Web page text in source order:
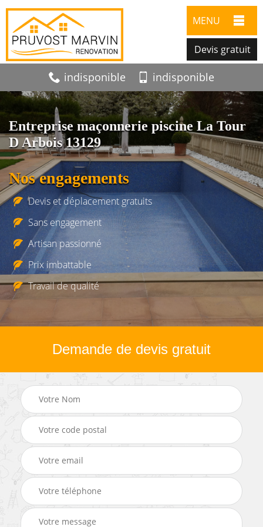
MENU
Devis gratuit
indisponible indisponible
Entreprise maçonnerie piscine La Tour
D Arbois 13129
Nos engagements
Devis et déplacement gratuits
Sans engagement
Artisan passionné
Prix imbattable
Travail de qualité
Demande de devis gratuit